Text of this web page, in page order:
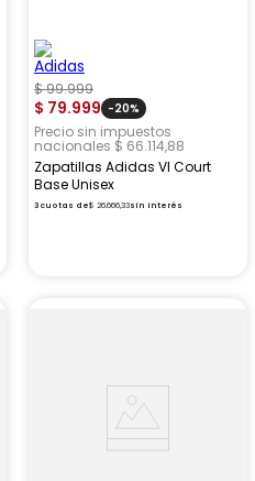
$99.999
$ 79.999 -20%
Precio sin impuestos
nacionales $ 66.114,88
Zapatillas Adidas Vl Court
Base Unisex
3 cuotas de$ 26.666,33sin interés